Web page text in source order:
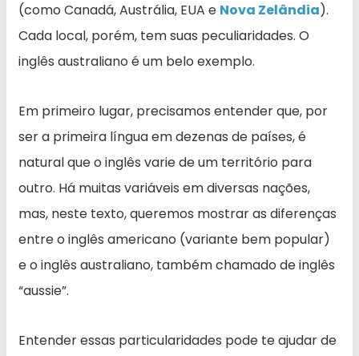
(como Canadá, Austrália, EUA e Nova Zelândia).
Cada local, porém, tem suas peculiaridades. O
inglês australiano é um belo exemplo.
Em primeiro lugar, precisamos entender que, por
ser a primeira língua em dezenas de países, é
natural que o inglês varie de um território para
outro. Há muitas variáveis em diversas nações,
mas, neste texto, queremos mostrar as diferenças
entre o inglês americano (variante bem popular)
e o inglês australiano, também chamado de inglês
“aussie”.
Entender essas particularidades pode te ajudar de